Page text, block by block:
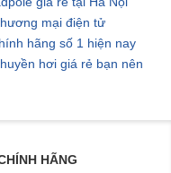
mại điện tử
hãng số 1 hiện nay
hơi giá rẻ bạn nên
HÃNG